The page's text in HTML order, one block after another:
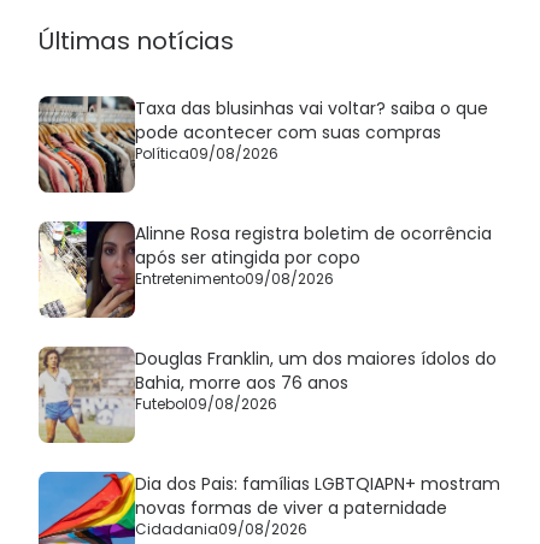
Últimas notícias
Taxa das blusinhas vai voltar? saiba o que
pode acontecer com suas compras
Política09/08/2026
Alinne Rosa registra boletim de ocorrência
após ser atingida por copo
Entretenimento09/08/2026
Douglas Franklin, um dos maiores ídolos do
Bahia, morre aos 76 anos
Futebol09/08/2026
Dia dos Pais: famílias LGBTQIAPN+ mostram
novas formas de viver a paternidade
Cidadania09/08/2026